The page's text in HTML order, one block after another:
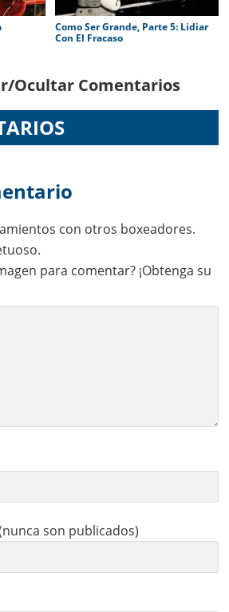
Como Ser Grande, Parte 5: Lidiar
Con El Fracaso
Ocultar Comentarios
con otros boxeadores.
para comentar? ¡Obtenga su
son publicados)